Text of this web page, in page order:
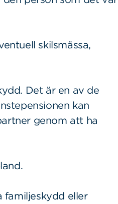
skilsmässa,
Det är en av de
kan
genom att ha
familjeskydd eller